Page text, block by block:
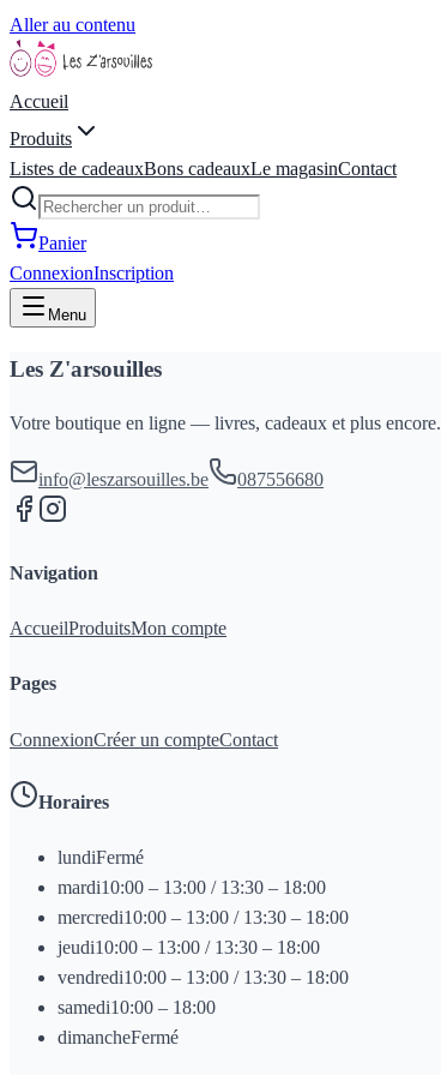
Aller au contenu
Accueil
Produits
Listes de cadeauxBons cadeauxLe magasinContact
Panier
ConnexionInscription
Menu
Les Z'arsouilles
Votre boutique en ligne — livres, cadeaux et plus encore.
info@leszarsouilles.be 087556680
Navigation
AccueilProduitsMon compte
Pages
ConnexionCréer un compteContact
Horaires
lundiFermé
mardi10:00 – 13:00 / 13:30 – 18:00
mercredi10:00 – 13:00 / 13:30 – 18:00
jeudi10:00 – 13:00 / 13:30 – 18:00
vendredi10:00 – 13:00 / 13:30 – 18:00
samedi10:00 – 18:00
dimancheFermé